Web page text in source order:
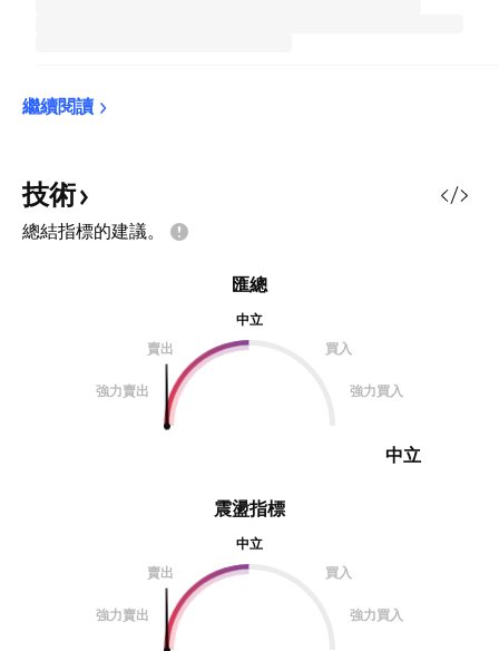
繼續閱讀
技術
總結指標的建議。
震盪指標
中立
賣出
買入
強力賣出 強力買入
匯總
中立
賣出
買入
強力賣出 強力買入
中立